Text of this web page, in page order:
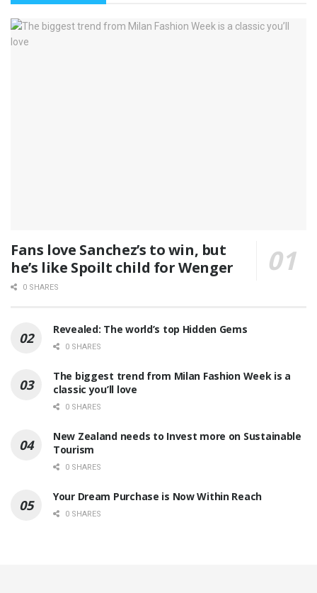
Fans love Sanchez’s to win, but
he’s like Spoilt child for Wenger
0 SHARES
Revealed: The world’s top Hidden Gems
0 SHARES
The biggest trend from Milan Fashion Week is a
classic you’ll love
0 SHARES
New Zealand needs to Invest more on Sustainable
Tourism
0 SHARES
Your Dream Purchase is Now Within Reach
0 SHARES